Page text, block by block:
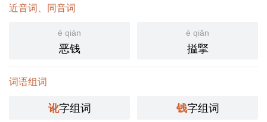
近音词、同音词
è qián
恶钱
è qiān
搤掔
词语组词
讹字组词 钱字组词